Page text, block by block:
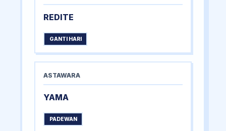
REDITE
GANTI HARI
ASTAWARA
YAMA
PADEWAN